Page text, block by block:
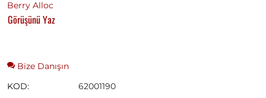
Berry Alloc
Görüşünü Yaz
Bize Danışın
KOD:
62001190